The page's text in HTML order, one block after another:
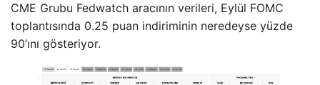
CME Grubu Fedwatch aracının verileri, Eylül FOMC
toplantısında 0.25 puan indiriminin neredeyse yüzde
90’ını gösteriyor.